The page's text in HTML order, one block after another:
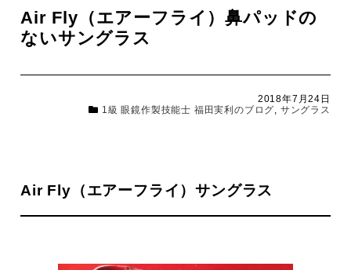
Air Fly（エアーフライ）鼻パッドの
ないサングラス
2018年7月24日
1級 眼鏡作製技能士 福田実利のブログ
サングラス
Air Fly（エアーフライ）サングラス